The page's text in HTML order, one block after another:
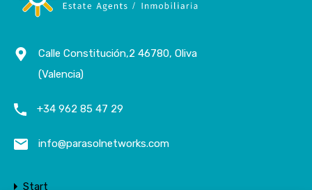
Calle Constitución,2 46780, Oliva
(Valencia)
+34 962 85 47 29
info@parasolnetworks.com
Start